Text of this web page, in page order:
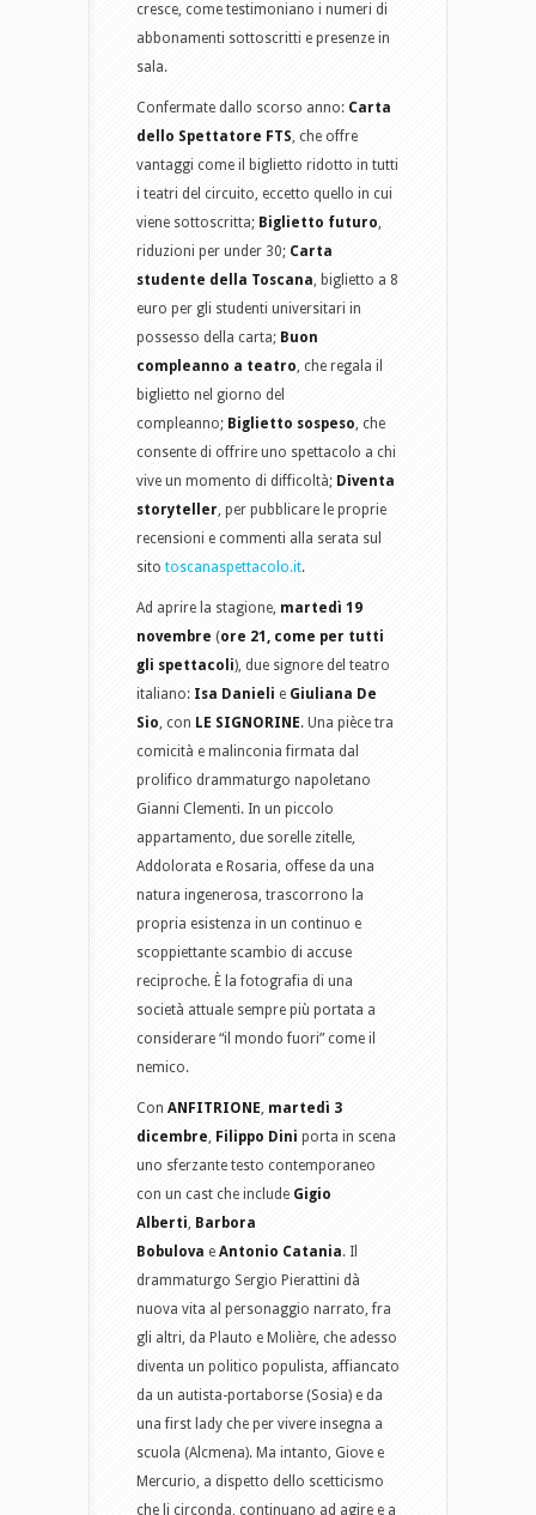
cresce, come testimoniano i numeri di
abbonamenti sottoscritti e presenze in
sala.
Confermate dallo scorso anno: Carta
dello Spettatore FTS, che offre
vantaggi come il biglietto ridotto in tutti
i teatri del circuito, eccetto quello in cui
viene sottoscritta; Biglietto futuro,
riduzioni per under 30; Carta
studente della Toscana, biglietto a 8
euro per gli studenti universitari in
possesso della carta; Buon
compleanno a teatro, che regala il
biglietto nel giorno del
compleanno; Biglietto sospeso, che
consente di offrire uno spettacolo a chi
vive un momento di difficoltà; Diventa
storyteller, per pubblicare le proprie
recensioni e commenti alla serata sul
sito toscanaspettacolo.it.
Ad aprire la stagione, martedì 19
novembre (ore 21, come per tutti
gli spettacoli), due signore del teatro
italiano: Isa Danieli e Giuliana De
Sio, con LE SIGNORINE. Una pièce tra
comicità e malinconia firmata dal
prolifico drammaturgo napoletano
Gianni Clementi. In un piccolo
appartamento, due sorelle zitelle,
Addolorata e Rosaria, offese da una
natura ingenerosa, trascorrono la
propria esistenza in un continuo e
scoppiettante scambio di accuse
reciproche. È la fotografia di una
società attuale sempre più portata a
considerare “il mondo fuori” come il
nemico.
Con ANFITRIONE, martedì 3
dicembre, Filippo Dini porta in scena
uno sferzante testo contemporaneo
con un cast che include Gigio
Alberti, Barbora
Bobulova e Antonio Catania. Il
drammaturgo Sergio Pierattini dà
nuova vita al personaggio narrato, fra
gli altri, da Plauto e Molière, che adesso
diventa un politico populista, affiancato
da un autista-portaborse (Sosia) e da
una first lady che per vivere insegna a
scuola (Alcmena). Ma intanto, Giove e
Mercurio, a dispetto dello scetticismo
che li circonda, continuano ad agire e a